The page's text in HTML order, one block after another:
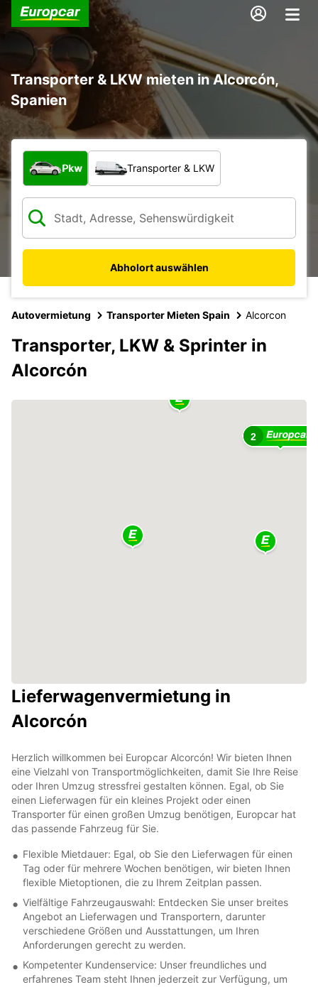
Transporter & LKW mieten in Alcorcón,
Spanien
Welche Art von Fahrzeug?
Pkw Transporter & LKW
Abholort auswählen
Autovermietung Transporter Mieten Spain Alcorcon
Transporter, LKW & Sprinter in
Alcorcón
2
Lieferwagenvermietung in
Alcorcón
Herzlich willkommen bei Europcar Alcorcón! Wir bieten Ihnen
eine Vielzahl von Transportmöglichkeiten, damit Sie Ihre Reise
oder Ihren Umzug stressfrei gestalten können. Egal, ob Sie
einen Lieferwagen für ein kleines Projekt oder einen
Transporter für einen großen Umzug benötigen, Europcar hat
das passende Fahrzeug für Sie.
Flexible Mietdauer: Egal, ob Sie den Lieferwagen für einen
Tag oder für mehrere Wochen benötigen, wir bieten Ihnen
flexible Mietoptionen, die zu Ihrem Zeitplan passen.
Vielfältige Fahrzeugauswahl: Entdecken Sie unser breites
Angebot an Lieferwagen und Transportern, darunter
verschiedene Größen und Ausstattungen, um Ihren
Anforderungen gerecht zu werden.
Kompetenter Kundenservice: Unser freundliches und
erfahrenes Team steht Ihnen jederzeit zur Verfügung, um